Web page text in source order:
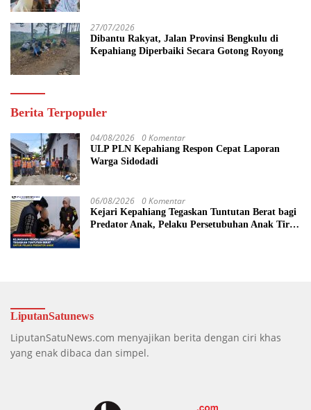
27/07/2026
Dibantu Rakyat, Jalan Provinsi Bengkulu di
Kepahiang Diperbaiki Secara Gotong Royong
Berita Terpopuler
04/08/2026 0 Komentar
ULP PLN Kepahiang Respon Cepat Laporan
Warga Sidodadi
06/08/2026 0 Komentar
Kejari Kepahiang Tegaskan Tuntutan Berat bagi
Predator Anak, Pelaku Persetubuhan Anak Tiri
LiputanSatunews
LiputanSatuNews.com menyajikan berita dengan ciri khas
yang enak dibaca dan simpel.